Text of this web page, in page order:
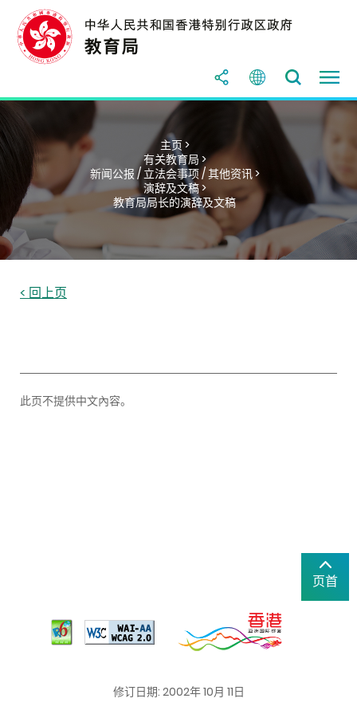
主页 >
有关教育局 >
新闻公报 / 立法会事项 / 其他资讯 >
演辞及文稿 >
教育局局长的演辞及文稿
< 回上页
此页不提供中文內容。
页首
修订日期: 2002年 10月 11日